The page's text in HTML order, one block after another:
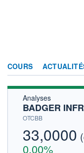
COURS
Analyses
BADGER
OTCBB
33,0000
0,00%